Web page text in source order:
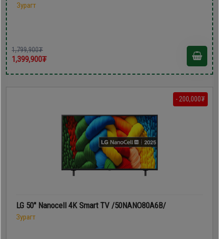
Зурагт
1,799,900₮
1,399,900₮
- 200,000₮
LG 50" Nanocell 4K Smart TV /50NANO80A6B/
Зурагт